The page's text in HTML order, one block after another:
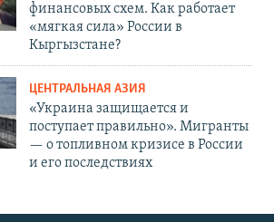
финансовых схем. Как работает
«мягкая сила» России в
Кыргызстане?
ЦЕНТРАЛЬНАЯ АЗИЯ
«Украина защищается и
поступает правильно». Мигранты
— о топливном кризисе в России
и его последствиях